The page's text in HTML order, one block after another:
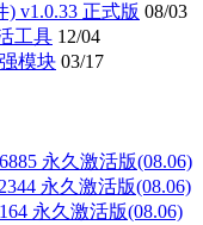
v1.0.33 正式版 08/03
工具 12/04
模块 03/17
永久激活版(08.06)
永久激活版(08.06)
永久激活版(08.06)